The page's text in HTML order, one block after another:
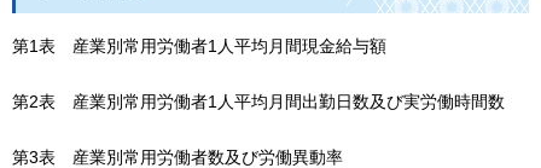
第1表 産業別常用労働者1人平均月間現金給与額
第2表 産業別常用労働者1人平均月間出勤日数及び実労働時間数
第3表 産業別常用労働者数及び労働異動率